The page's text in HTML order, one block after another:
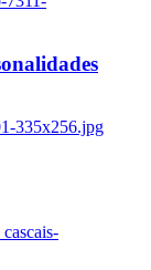
335x256.jpg